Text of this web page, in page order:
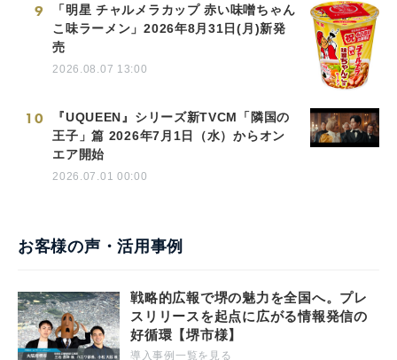
9
「明星 チャルメラカップ 赤い味噌ちゃん
こ味ラーメン」2026年8月31日(月)新発
売
2026.08.07 13:00
10
『UQUEEN』シリーズ新TVCM「隣国の
王子」篇 2026年7月1日（水）からオン
エア開始
2026.07.01 00:00
お客様の声・活用事例
戦略的広報で堺の魅力を全国へ。プレ
スリリースを起点に広がる情報発信の
好循環【堺市様】
導入事例一覧を見る